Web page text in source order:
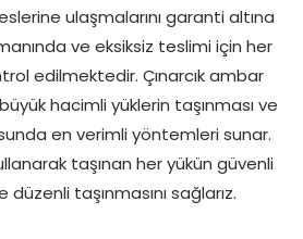
ulaşmalarını garanti altına
ve eksiksiz teslimi için her
edilmektedir. Çınarcık ambar
hacimli yüklerin taşınması ve
en verimli yöntemleri sunar.
taşınan her yükün güvenli
düzenli taşınmasını sağlarız.